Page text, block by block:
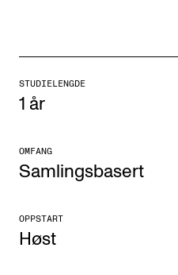
Arrangementer og konserter
Nyheter og historier
STUDIELENGDE
1 år
OMFANG
Samlingsbasert
OPPSTART
Høst